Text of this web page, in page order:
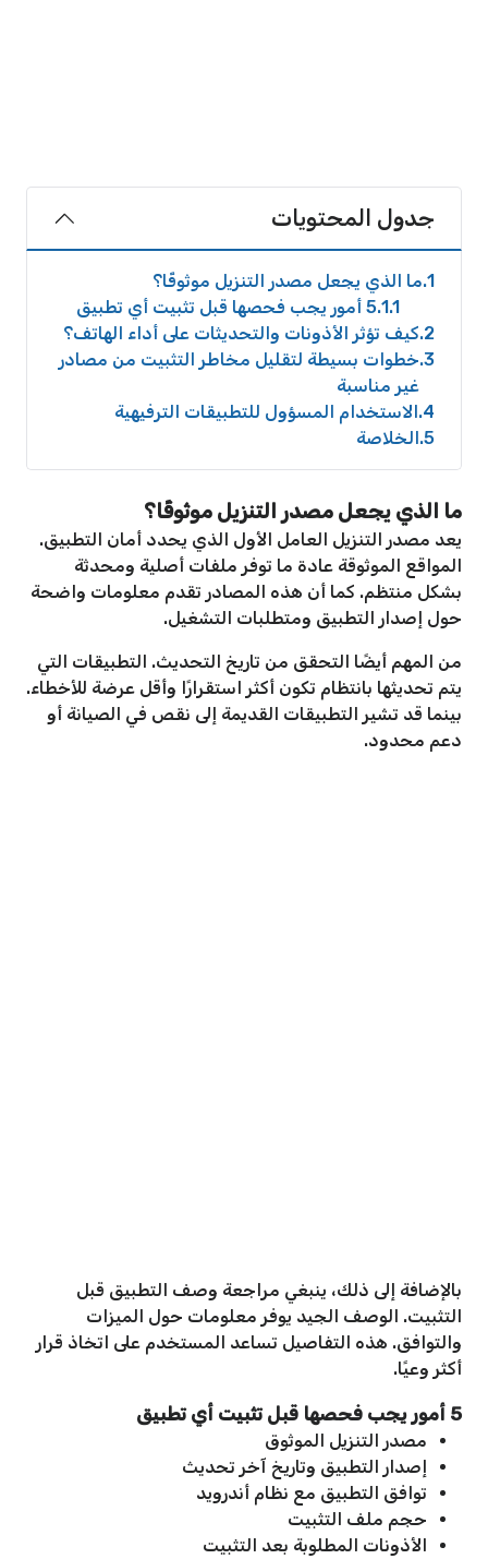
جدول المحتويات
1 ما الذي يجعل مصدر التنزيل موثوقًا؟
1.1 5 أمور يجب فحصها قبل تثبيت أي تطبيق
2 كيف تؤثر الأذونات والتحديثات على أداء الهاتف؟
3 خطوات بسيطة لتقليل مخاطر التثبيت من مصادر
غير مناسبة
4 الاستخدام المسؤول للتطبيقات الترفيهية
5 الخلاصة
ما الذي يجعل مصدر التنزيل موثوقًا؟
يعد مصدر التنزيل العامل الأول الذي يحدد أمان التطبيق.
المواقع الموثوقة عادة ما توفر ملفات أصلية ومحدثة
بشكل منتظم. كما أن هذه المصادر تقدم معلومات واضحة
حول إصدار التطبيق ومتطلبات التشغيل.
من المهم أيضًا التحقق من تاريخ التحديث. التطبيقات التي
يتم تحديثها بانتظام تكون أكثر استقرارًا وأقل عرضة للأخطاء.
بينما قد تشير التطبيقات القديمة إلى نقص في الصيانة أو
دعم محدود.
بالإضافة إلى ذلك، ينبغي مراجعة وصف التطبيق قبل
التثبيت. الوصف الجيد يوفر معلومات حول الميزات
والتوافق. هذه التفاصيل تساعد المستخدم على اتخاذ قرار
أكثر وعيًا.
5 أمور يجب فحصها قبل تثبيت أي تطبيق
مصدر التنزيل الموثوق
إصدار التطبيق وتاريخ آخر تحديث
توافق التطبيق مع نظام أندرويد
حجم ملف التثبيت
الأذونات المطلوبة بعد التثبيت